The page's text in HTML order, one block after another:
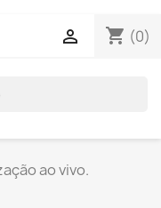
shopping_cart (0)

ao vivo.